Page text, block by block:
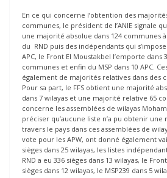
En ce qui concerne l’obtention des
communes, le président de l’ANIE signale
une majorité absolue dans 124 communes
du RND puis des indépendants qui
APC, le Front El Moustakbel l’emporte dans
communes et enfin du MSP dans 10 APC.
également de majorités relatives dans des
Pour sa part, le FFS obtient une majorité
dans 7 wilayas et une majorité relative 65
concerne les assemblées de wilayas
préciser qu’aucune liste n’a pu obtenir
travers le pays dans ces assemblées de
vote pour les APW, ont donné également
sièges dans 25 wilayas, les listes
RND a eu 336 sièges dans 13 wilayas, le
sièges dans 12 wilayas, le MSP239 dans 5